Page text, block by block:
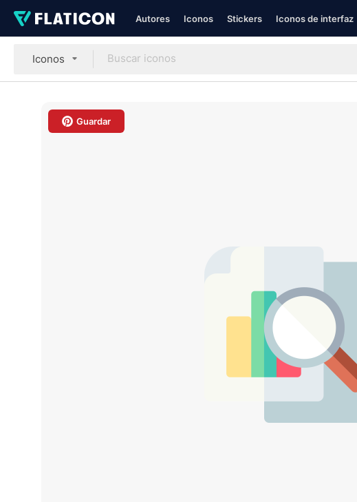
Autores Iconos Stickers Iconos de interfaz
Iconos
Guardar